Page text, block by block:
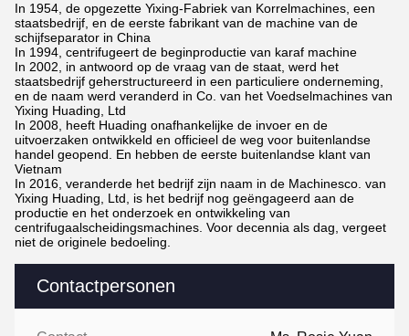
Contactpersonen
In 1954, de opgezette Yixing-Fabriek van Korrelmachines, een
staatsbedrijf, en de eerste fabrikant van de machine van de
schijfseparator in China
In 1994, centrifugeert de beginproductie van karaf machine
In 2002, in antwoord op de vraag van de staat, werd het
staatsbedrijf geherstructureerd in een particuliere onderneming,
en de naam werd veranderd in Co. van het Voedselmachines van
Yixing Huading, Ltd
In 2008, heeft Huading onafhankelijke de invoer en de
uitvoerzaken ontwikkeld en officieel de weg voor buitenlandse
handel geopend. En hebben de eerste buitenlandse klant van
Vietnam
In 2016, veranderde het bedrijf zijn naam in de Machinesco. van
Yixing Huading, Ltd, is het bedrijf nog geëngageerd aan de
productie en het onderzoek en ontwikkeling van
centrifugaalscheidingsmachines. Voor decennia als dag, vergeet
niet de originele bedoeling.